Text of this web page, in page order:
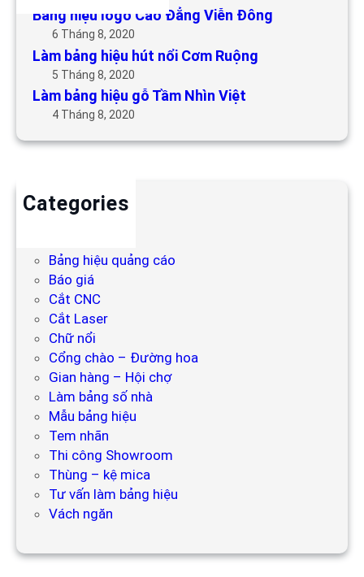
Bảng hiệu logo Cao Đẳng Viễn Đông
6 Tháng 8, 2020
Làm bảng hiệu hút nổi Cơm Ruộng
5 Tháng 8, 2020
Làm bảng hiệu gỗ Tầm Nhìn Việt
4 Tháng 8, 2020
Categories
Bảng hiệu quảng cáo
Báo giá
Cắt CNC
Cắt Laser
Chữ nổi
Cổng chào – Đường hoa
Gian hàng – Hội chợ
Làm bảng số nhà
Mẫu bảng hiệu
Tem nhãn
Thi công Showroom
Thùng – kệ mica
Tư vấn làm bảng hiệu
Vách ngăn